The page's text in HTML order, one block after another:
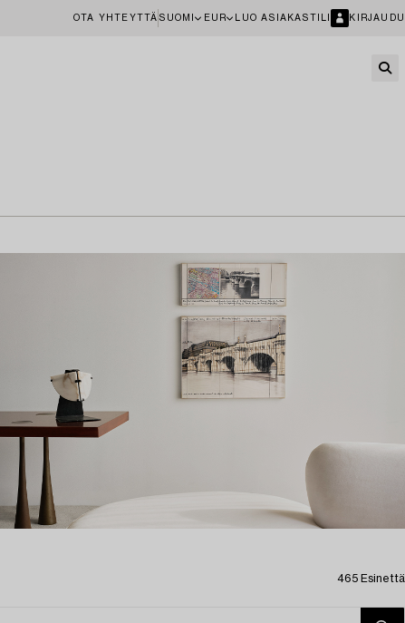
OTA YHTEYTTÄ SUOMI EUR LUO ASIAKASTILI KIRJAUDU
465 Esinettä